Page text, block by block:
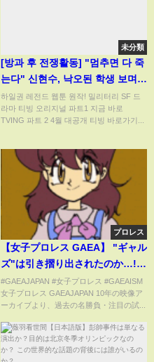
未分類
[방과 후 전쟁활동] "멈추면 다 죽
는다" 신현수, 낙오된 학생 보며
그저 눈물? | 3화 클립
하일권 레전드 웹툰 원작! 밀리터리 SF 드
라마 티빙 오리지널 파트1 지금 바로
TVING 파트 2 4월 대공개 티빙 바로가기...
プロレス
【女子プロレス GAEA】 "ギャル
ズ"は引き摺り出されたのか…!?
クラッシュ2000 vs ラスカチョ
2002年10月20日＠横浜文化体育
館
#GAEAJAPAN #女子プロレス #GAEAISM
女子プロレス GAEAJAPAN 10年の映像ア
ーカイブより、過去の名勝負・注目の試...